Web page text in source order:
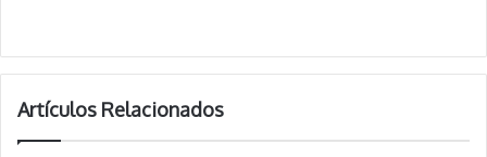
Artículos Relacionados